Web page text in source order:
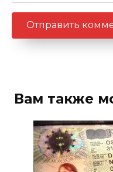
Вам также